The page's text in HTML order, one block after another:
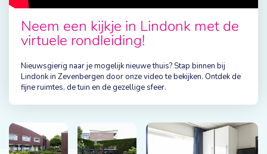
Neem een kijkje in Lindonk met de
virtuele rondleiding!
Nieuwsgierig naar je mogelijk nieuwe thuis? Stap binnen bij
Lindonk in Zevenbergen door onze video te bekijken. Ontdek de
fijne ruimtes, de tuin en de gezellige sfeer.